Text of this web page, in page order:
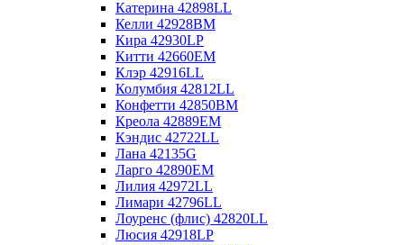
Катерина 42898LL
Келли 42928BM
Кира 42930LP
Китти 42660EM
Клэр 42916LL
Колумбия 42812LL
Конфетти 42850BM
Креола 42889EM
Кэндис 42722LL
Лана 42135G
Ларго 42890EM
Лилия 42972LL
Лимари 42796LL
Лоуренс (флис) 42820LL
Люсия 42918LP